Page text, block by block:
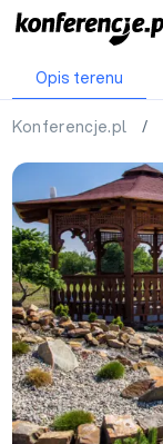
Opis terenu
Konferencje.pl /